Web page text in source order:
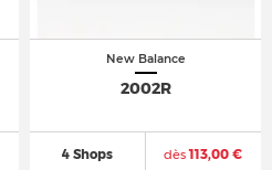
New Balance
2002R
4 Shops dès113,00 €